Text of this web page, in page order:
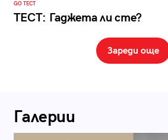
GO ТЕСТ
ТЕСТ: Гаджета ли сте?
Зареди още
Галерии